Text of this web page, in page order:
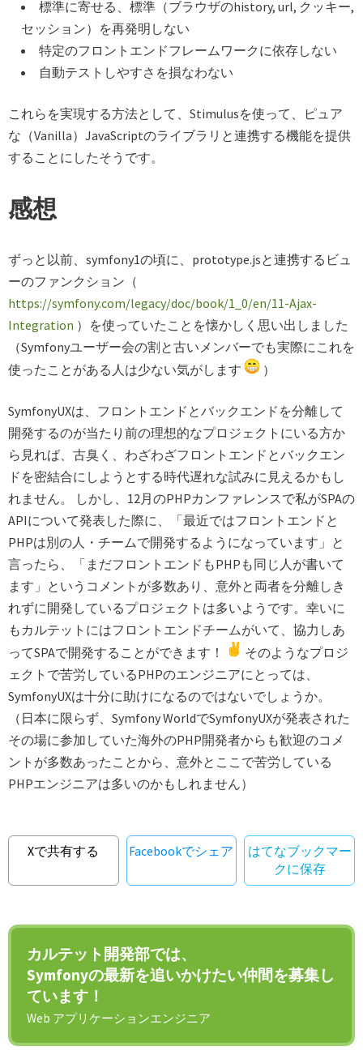
標準に寄せる、標準（ブラウザのhistory, url, クッキー,
セッション）を再発明しない
特定のフロントエンドフレームワークに依存しない
自動テストしやすさを損なわない
これらを実現する方法として、Stimulusを使って、ピュア
な（Vanilla）JavaScriptのライブラリと連携する機能を提供
することにしたそうです。
感想
ずっと以前、symfony1の頃に、prototype.jsと連携するビュ
ーのファンクション（
https://symfony.com/legacy/doc/book/1_0/en/11-Ajax-
Integration ）を使っていたことを懐かしく思い出しました
（Symfonyユーザー会の割と古いメンバーでも実際にこれを
使ったことがある人は少ない気がします
）
SymfonyUXは、フロントエンドとバックエンドを分離して
開発するのが当たり前の理想的なプロジェクトにいる方か
ら見れば、古臭く、わざわざフロントエンドとバックエン
ドを密結合にしようとする時代遅れな試みに見えるかもし
れません。 しかし、12月のPHPカンファレンスで私がSPAの
APIについて発表した際に、「最近ではフロントエンドと
PHPは別の人・チームで開発するようになっています」と
言ったら、「まだフロントエンドもPHPも同じ人が書いて
ます」というコメントが多数あり、意外と両者を分離しき
れずに開発しているプロジェクトは多いようです。幸いに
もカルテットにはフロントエンドチームがいて、協力しあ
ってSPAで開発することができます！
そのようなプロジ
ェクトで苦労しているPHPのエンジニアにとっては、
SymfonyUXは十分に助けになるのではないでしょうか。
（日本に限らず、Symfony WorldでSymfonyUXが発表された
その場に参加していた海外のPHP開発者からも歓迎のコメ
ントが多数あったことから、意外とここで苦労している
PHPエンジニアは多いのかもしれません）
Xで共有する Facebookでシェア
はてなブックマー
クに保存
カルテット開発部では、
Symfonyの最新を追いかけたい仲間を募集し
ています！
Web アプリケーションエンジニア